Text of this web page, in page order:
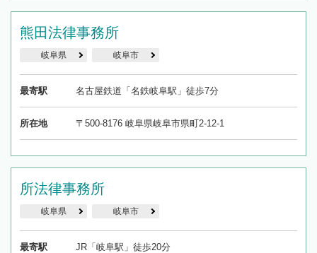
熊田法律事務所
岐阜県 岐阜市
最寄駅 名古屋鉄道「名鉄岐阜駅」徒歩7分
所在地 〒500-8176 岐阜県岐阜市県町2-12-1
所法律事務所
岐阜県 岐阜市
最寄駅 JR「岐阜駅」徒歩20分